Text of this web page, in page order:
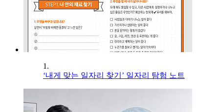
1.
‘내게 맞는 일자리 찾기’ 일자리 탐험 노트